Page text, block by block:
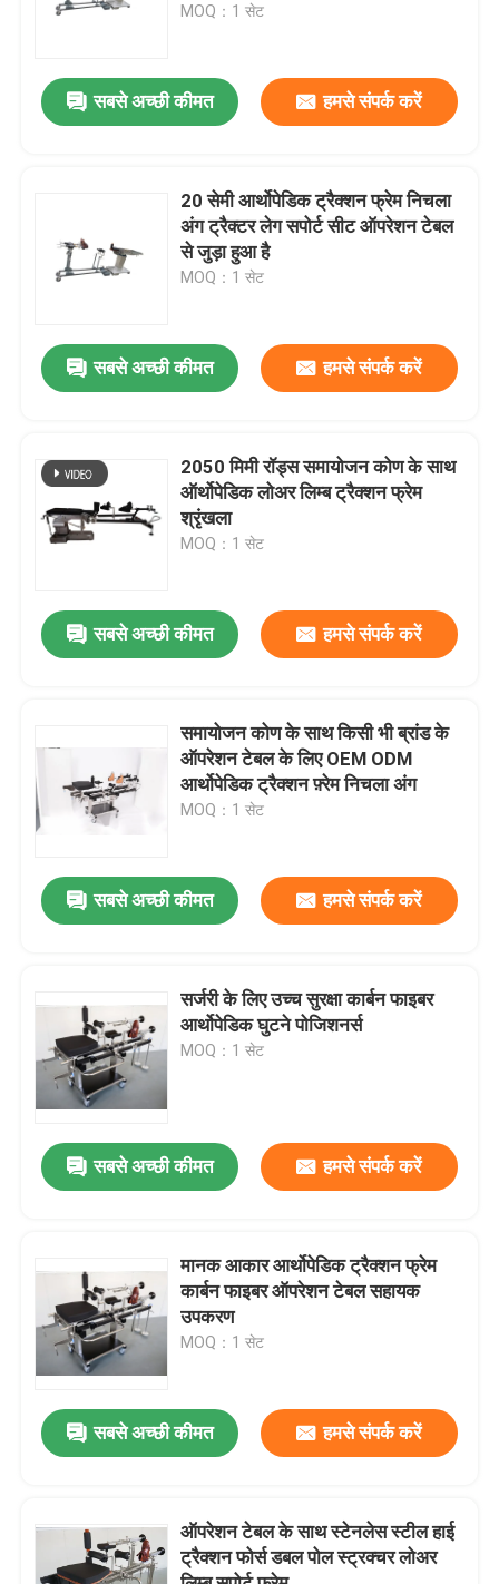
उत्पाद
हमारे बारे में
फैक्टरी यात्रा
हमसे संपर्क करें
समाचार
ऑपरेटिंग टेबल सहायक उपकरण
ऑपरेशन टेबल हाइड्रोलिक सिस्टम
MOQ：1 सेट
सबसे अच्छी कीमत हमसे संपर्क करें
20 सेमी आर्थोपेडिक ट्रैक्शन फ्रेम निचला
अंग ट्रैक्टर लेग सपोर्ट सीट ऑपरेशन टेबल
से जुड़ा हुआ है
MOQ：1 सेट
सबसे अच्छी कीमत हमसे संपर्क करें
2050 मिमी रॉड्स समायोजन कोण के साथ
ऑर्थोपेडिक लोअर लिम्ब ट्रैक्शन फ्रेम
श्रृंखला
MOQ：1 सेट
सबसे अच्छी कीमत हमसे संपर्क करें
समायोजन कोण के साथ किसी भी ब्रांड के
ऑपरेशन टेबल के लिए OEM ODM
आर्थोपेडिक ट्रैक्शन फ़्रेम निचला अंग
MOQ：1 सेट
सबसे अच्छी कीमत हमसे संपर्क करें
सर्जरी के लिए उच्च सुरक्षा कार्बन फाइबर
आर्थोपेडिक घुटने पोजिशनर्स
MOQ：1 सेट
सबसे अच्छी कीमत हमसे संपर्क करें
मानक आकार आर्थोपेडिक ट्रैक्शन फ्रेम
कार्बन फाइबर ऑपरेशन टेबल सहायक
उपकरण
MOQ：1 सेट
सबसे अच्छी कीमत हमसे संपर्क करें
ऑपरेशन टेबल के साथ स्टेनलेस स्टील हाई
ट्रैक्शन फोर्स डबल पोल स्ट्रक्चर लोअर